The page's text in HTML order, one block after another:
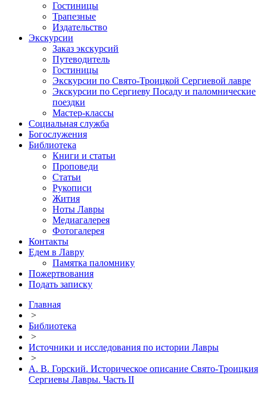
Гостиницы
Трапезные
Издательство
Экскурсии
Заказ экскурсий
Путеводитель
Гостиницы
Экскурсии по Свято-Троицкой Сергиевой лавре
Экскурсии по Сергиеву Посаду и паломнические
поездки
Мастер-классы
Социальная служба
Богослужения
Библиотека
Книги и статьи
Проповеди
Статьи
Рукописи
Жития
Ноты Лавры
Медиагалерея
Фотогалерея
Контакты
Едем в Лавру
Памятка паломнику
Пожертвования
Подать записку
Главная
>
Библиотека
>
Источники и исследования по истории Лавры
>
А. В. Горский. Историческое описание Свято-Троицкия
Сергиевы Лавры. Часть II